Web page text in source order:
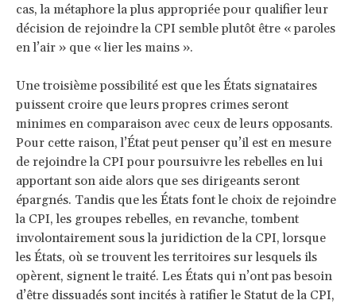
cas, la métaphore la plus appropriée pour qualifier leur
décision de rejoindre la CPI semble plutôt être « paroles
en l’air » que « lier les mains ».
Une troisième possibilité est que les États signataires
puissent croire que leurs propres crimes seront
minimes en comparaison avec ceux de leurs opposants.
Pour cette raison, l’État peut penser qu’il est en mesure
de rejoindre la CPI pour poursuivre les rebelles en lui
apportant son aide alors que ses dirigeants seront
épargnés. Tandis que les États font le choix de rejoindre
la CPI, les groupes rebelles, en revanche, tombent
involontairement sous la juridiction de la CPI, lorsque
les États, où se trouvent les territoires sur lesquels ils
opèrent, signent le traité. Les États qui n’ont pas besoin
d’être dissuadés sont incités à ratifier le Statut de la CPI,